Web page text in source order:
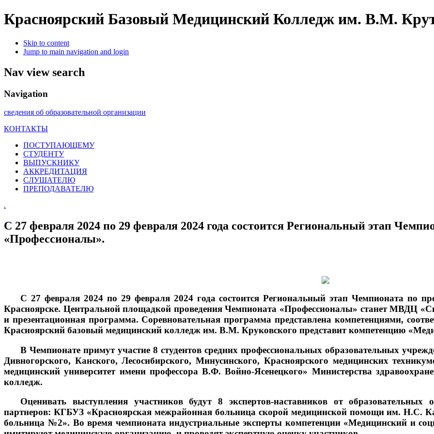
Красноярский Базовый Медицинский Колледж им. В.М.
Skip to content
Jump to main navigation and login
Nav view search
Navigation
сведения об образовательной организации
КОНТАКТЫ
ПОСТУПАЮЩЕМУ
СТУДЕНТУ
ВЫПУСКНИКУ
АККРЕДИТАЦИЯ
СЛУШАТЕЛЮ
ПРЕПОДАВАТЕЛЮ
.
С 27 февраля 2024 по 29 февраля 2024 года состоится Региональный этап
«Профессионалы».
С 27 февраля 2024 по 29 февраля 2024 года состоится Региональный этап Чемпионата по
Красноярске. Центральной площадкой проведения Чемпионата «Профессионалы» станет МВДЦ
и презентационная программа. Соревновательная программа представлена компетенциями,
Красноярский базовый медицинский колледж им. В.М. Круковского представит компетенцию
В Чемпионате примут участие 8 студентов средних профессиональных образовательных
Дивногорского, Канского, Лесосибирского, Минусинского, Красноярского медицинских
медицинский университет имени профессора В.Ф. Войно-Ясенецкого» Министерства
колледж.
Оценивать выступления участников будут 8 экспертов-наставников от
партнеров: КГБУЗ «Красноярская межрайонная больница скорой медицинской помощи им. Н.С.
больница №2». Во время чемпионата индустриальные эксперты компетенции «Медицинский и